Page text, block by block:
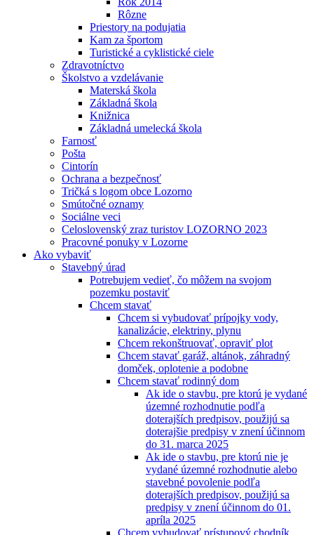
Rôzne
Priestory na podujatia
Kam za športom
Turistické a cyklistické ciele
Zdravotníctvo
Školstvo a vzdelávanie
Materská škola
Základná škola
Knižnica
Základná umelecká škola
Farnosť
Pošta
Cintorín
Ochrana a bezpečnosť
Tričká s logom obce Lozorno
Smútočné oznamy
Sociálne veci
Celoslovenský zraz turistov LOZORNO 2023
Pracovné ponuky v Lozorne
Ako vybaviť
Stavebný úrad
Potrebujem vedieť, čo môžem na svojom
pozemku postaviť
Chcem stavať
Chcem si vybudovať prípojky vody,
kanalizácie, elektriny, plynu
Chcem rekonštruovať, opraviť plot
Chcem stavať garáž, altánok, záhradný
domček, oplotenie a podobne
Chcem stavať rodinný dom
Ak ide o stavbu, pre ktorú je vydané
územné rozhodnutie podľa
doterajších predpisov, použijú sa
doterajšie predpisy v znení účinnom
do 31. marca 2025
Ak ide o stavbu, pre ktorú nie je
vydané územné rozhodnutie alebo
stavebné povolenie podľa
doterajších predpisov, použijú sa
predpisy v znení účinnom do 01.
apríla 2025
Chcem vybudovať prístupový chodník,